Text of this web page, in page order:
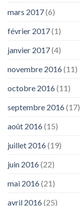
mars 2017(6)
février 2017(1)
janvier 2017(4)
novembre 2016(11)
octobre 2016(11)
septembre 2016(17)
août 2016(15)
juillet 2016(19)
juin 2016(22)
mai 2016(21)
avril 2016(25)